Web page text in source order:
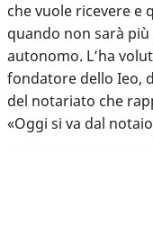
che vuole ricevere e
quando non sarà
autonomo. L’ha
fondatore dello Ieo,
del notariato che
«Oggi si va dal